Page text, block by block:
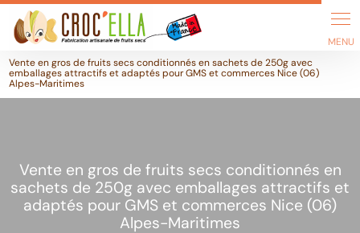
Vente en gros de fruits secs conditionnés en sachets de 250g avec
emballages attractifs et adaptés pour GMS et commerces Nice (06)
Alpes-Maritimes
Vente en gros de fruits secs conditionnés en
sachets de 250g avec emballages attractifs et
adaptés pour GMS et commerces Nice (06)
Alpes-Maritimes